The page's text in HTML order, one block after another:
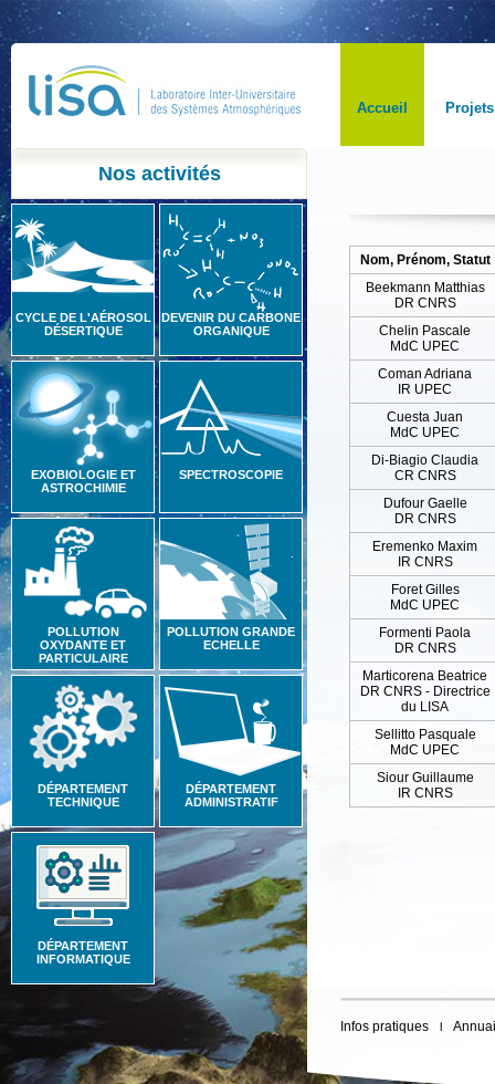
Accueil Projets
Nos activités
CYCLE DE L'AÉROSOL
DÉSERTIQUE
DEVENIR DU CARBONE
ORGANIQUE
EXOBIOLOGIE ET
ASTROCHIMIE
SPECTROSCOPIE
POLLUTION
OXYDANTE ET
PARTICULAIRE
POLLUTION GRANDE
ECHELLE
DÉPARTEMENT
TECHNIQUE
DÉPARTEMENT
ADMINISTRATIF
DÉPARTEMENT
INFORMATIQUE
Nom, Prénom, Statut
Beekmann Matthias
DR CNRS
Chelin Pascale
MdC UPEC
Coman Adriana
IR UPEC
Cuesta Juan
MdC UPEC
Di-Biagio Claudia
CR CNRS
Dufour Gaelle
DR CNRS
Eremenko Maxim
IR CNRS
Foret Gilles
MdC UPEC
Formenti Paola
DR CNRS
Marticorena Beatrice
DR CNRS - Directrice
du LISA
Sellitto Pasquale
MdC UPEC
Siour Guillaume
IR CNRS
Infos pratiques